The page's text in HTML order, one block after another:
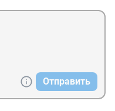
Отправить